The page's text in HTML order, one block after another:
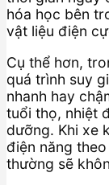
hóa học bên
vật liệu điện
Cụ thể hơn,
quá trình suy
nhanh hay
tuổi thọ, nhiệt
dưỡng. Khi xe
điện năng
thường sẽ